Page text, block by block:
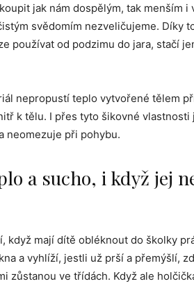
jak nám dospělým, tak menším i
svědomím nezveličujeme. Díky
používat od podzimu do jara, stačí
nepropustí teplo vytvořené tělem
k tělu. I přes tyto šikovné vlastnosti
neomezuje při pohybu.
a sucho, i když jej
když mají dítě obléknout do školky
a vyhlíží, jestli už prší a přemýšlí,
zůstanou ve třídách. Když ale